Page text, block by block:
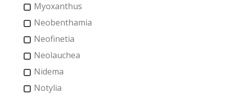
Myoxanthus
Neobenthamia
Neofinetia
Neolauchea
Nidema
Notylia